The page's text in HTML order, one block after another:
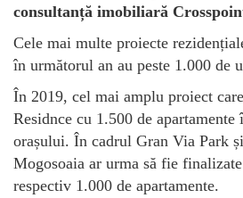
consultanță imobiliară
Cele mai multe proiecte
în următorul an au peste 1.000 de
În 2019, cel mai amplu proiect
Residnce cu 1.500 de apartamente
orașului. În cadrul Gran Via Park
Mogosoaia ar urma să fie
respectiv 1.000 de apartamente.